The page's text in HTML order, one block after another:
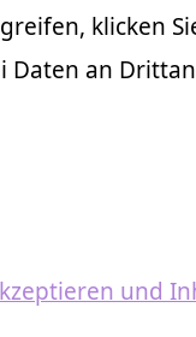
klicken
Daten an
und